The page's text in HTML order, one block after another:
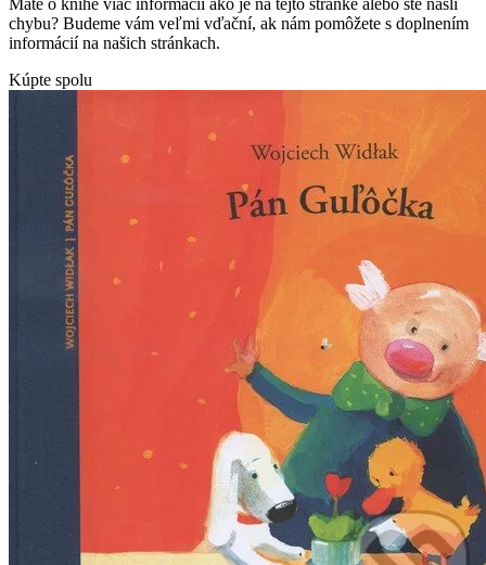
Máte o knihe viac informácií ako je na tejto stránke alebo ste našli
chybu? Budeme vám veľmi vďační, ak nám pomôžete s doplnením
informácií na našich stránkach.
Kúpte spolu